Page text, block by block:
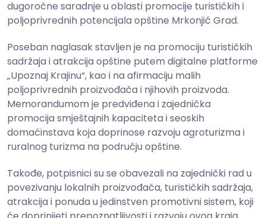
dugoročne saradnje u oblasti promocije turističkih i
poljoprivrednih potencijala opštine Mrkonjić Grad.
Poseban naglasak stavljen je na promociju turističkih
sadržaja i atrakcija opštine putem digitalne platforme
„Upoznaj Krajinu“, kao i na afirmaciju malih
poljoprivrednih proizvođača i njihovih proizvoda.
Memorandumom je predviđena i zajednička
promocija smještajnih kapaciteta i seoskih
domaćinstava koja doprinose razvoju agroturizma i
ruralnog turizma na području opštine.
Takođe, potpisnici su se obavezali na zajednički rad u
povezivanju lokalnih proizvođača, turističkih sadržaja,
atrakcija i ponuda u jedinstven promotivni sistem, koji